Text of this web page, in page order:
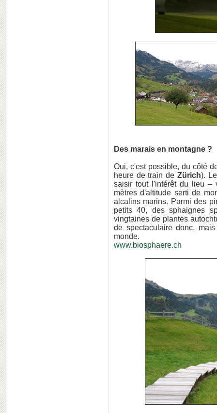
Des marais en montagne ?
Oui, c'est possible, du côté
heure de train de Zürich).
saisir tout l'intérêt du lieu –
mètres d'altitude serti de
alcalins marins. Parmi des
petits 40, des sphaignes
vingtaines de plantes
de spectaculaire donc,
monde.
www.biosphaere.ch